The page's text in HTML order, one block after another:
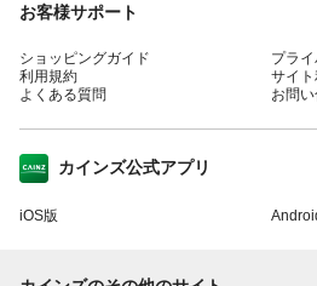
お客様サポート
ショッピングガイド
利用規約
よくある質問
プラ
サイ
お問
カインズ公式アプリ
iOS版